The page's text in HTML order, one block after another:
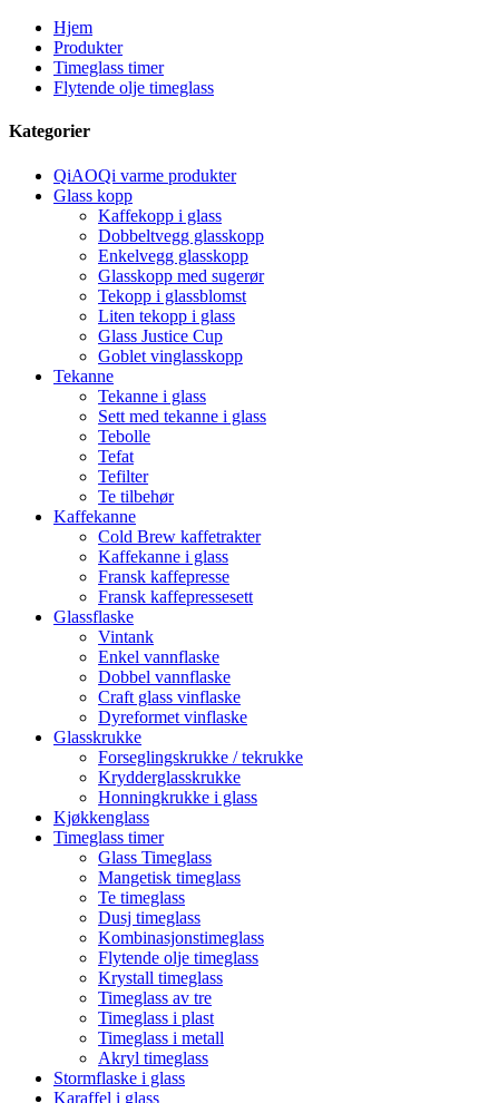
Hjem
Produkter
Timeglass timer
Flytende olje timeglass
Kategorier
QiAOQi varme produkter
Glass kopp
Kaffekopp i glass
Dobbeltvegg glasskopp
Enkelvegg glasskopp
Glasskopp med sugerør
Tekopp i glassblomst
Liten tekopp i glass
Glass Justice Cup
Goblet vinglasskopp
Tekanne
Tekanne i glass
Sett med tekanne i glass
Tebolle
Tefat
Tefilter
Te tilbehør
Kaffekanne
Cold Brew kaffetrakter
Kaffekanne i glass
Fransk kaffepresse
Fransk kaffepressesett
Glassflaske
Vintank
Enkel vannflaske
Dobbel vannflaske
Craft glass vinflaske
Dyreformet vinflaske
Glasskrukke
Forseglingskrukke / tekrukke
Krydderglasskrukke
Honningkrukke i glass
Kjøkkenglass
Timeglass timer
Glass Timeglass
Mangetisk timeglass
Te timeglass
Dusj timeglass
Kombinasjonstimeglass
Flytende olje timeglass
Krystall timeglass
Timeglass av tre
Timeglass i plast
Timeglass i metall
Akryl timeglass
Stormflaske i glass
Karaffel i glass